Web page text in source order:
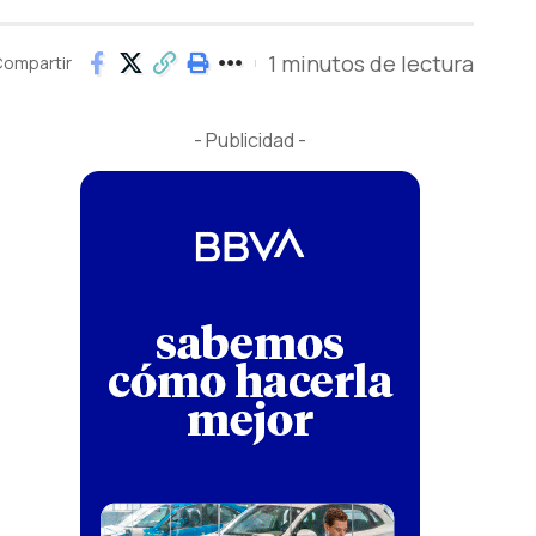
1 minutos de lectura
- Publicidad -